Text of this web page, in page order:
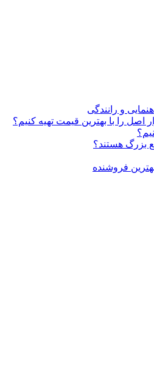
و رانندگی
اصل را با بهترین قیمت تهیه کنیم؟
فروشنده